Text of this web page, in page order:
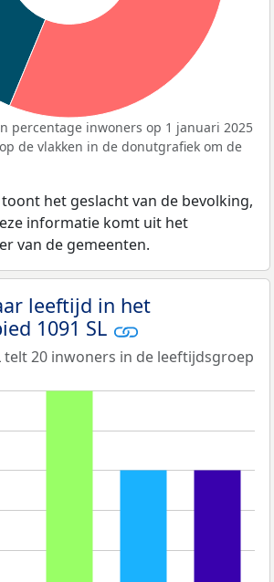
percentage inwoners op 1 januari 2025
de vlakken in de donutgrafiek om de
het geslacht van de bevolking,
informatie komt uit het
van de gemeenten.
leeftijd in het
1091 SL
telt 20 inwoners in de leeftijdsgroep